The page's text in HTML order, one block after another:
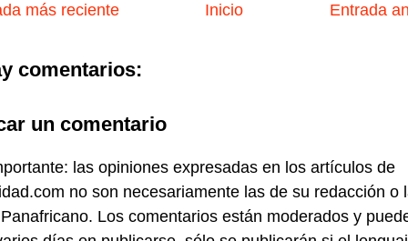
más reciente Entrada
Inicio
comentarios:
un comentario
las opiniones expresadas en los artículos de
no son necesariamente las de su redacción o
Los comentarios están moderados y